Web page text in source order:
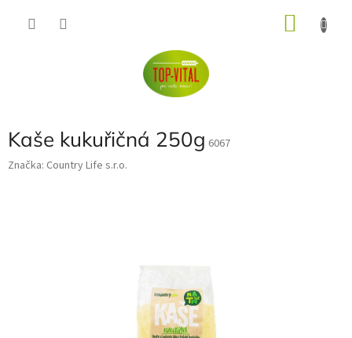
Kaše kukuřičná 250g 6067
Značka: Country Life s.r.o.